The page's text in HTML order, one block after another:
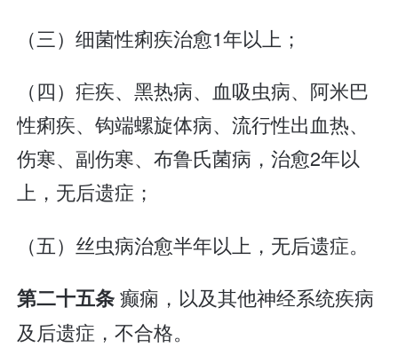
（三）细菌性痢疾治愈1年以上；
（四）疟疾、黑热病、血吸虫病、阿米巴
性痢疾、钩端螺旋体病、流行性出血热、
伤寒、副伤寒、布鲁氏菌病，治愈2年以
上，无后遗症；
（五）丝虫病治愈半年以上，无后遗症。
第二十五条癫痫，以及其他神经系统疾病
及后遗症，不合格。